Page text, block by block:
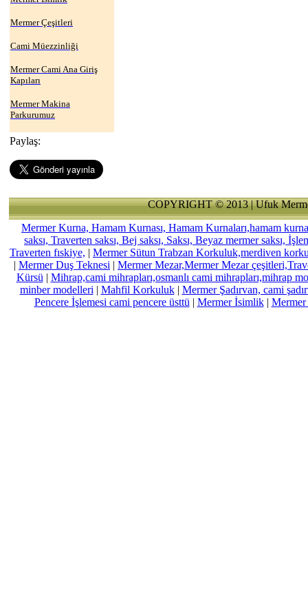
Mermer Çeşitleri
Cami Müezzinliği
Mermer Cami Ana Giriş
Kapıları
Mermer Makina
Parkurumuz
Paylaş:
COPYRIGHT © 2013 | Ufuk
Mermer Kurna, Hamam Kurnası, Hamam Kurnaları,hamam
saksı, Traverten saksı, Bej saksı, Saksı, Beyaz mermer saksı,
Traverten fıskiye, | Mermer Sütun Trabzan Korkuluk,merdiven
| Mermer Duş Teknesi | Mermer Mezar,Mermer Mezar
Kürsü | Mihrap,cami mihrapları,osmanlı cami mihrapları,mihrap
minber modelleri | Mahfil Korkuluk| Mermer Şadırvan, cami
Pencere İşlemesi cami pencere üsttü | Mermer İsimlik|